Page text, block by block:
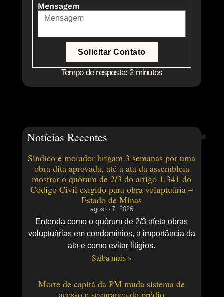
Mensagem
Solicitar Contato
Tempo de resposta: 2 minutos
Notícias Recentes
Síndico e morador brigam 3 semanas por uma
obra dita aprovada, até a ata da assembleia
mostrar o quórum de 2/3 do artigo 1.341 do
Código Civil exigido para obra voluptuária –
Estado de Minas
agosto 7, 2026
Entenda como o quórum de 2/3 afeta obras
voluptuárias em condomínios, a importância da
ata e como evitar litígios.
Saiba mais »
Morte de capitã da PM muda sistema de
acesso e segurança do prédio